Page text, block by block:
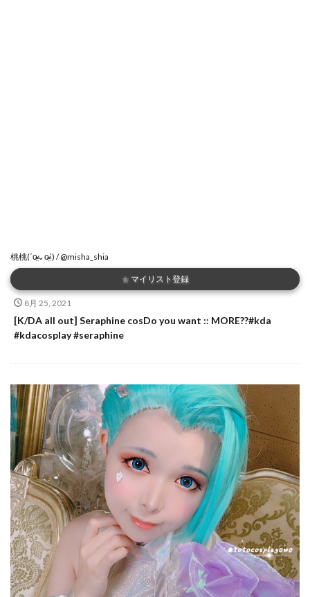
桃桃(ˊo̴̶̷̤⌄o̴̶̷̤ˋ) / @misha_shia
★ マイリスト登録
8月 25, 2021
[K/DA all out] Seraphine cosDo you want :: MORE??#kda
#kdacosplay #seraphine